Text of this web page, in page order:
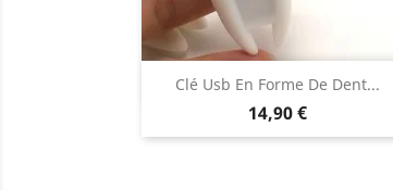
Clé Usb En Forme De Dent...
Prix
14,90 €
 Aperçu rapide